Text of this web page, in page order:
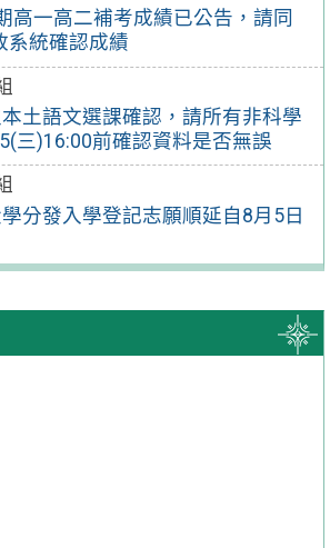
高一高二補考成績已公告，請同
系統確認成績
土語文選課確認，請所有非科學
三)16:00前確認資料是否無誤
學分發入學登記志願順延自8月5日